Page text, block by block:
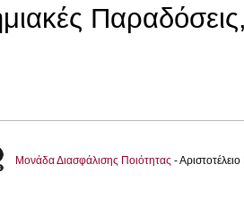
Μονάδα Διασφάλισης Ποιότητας -